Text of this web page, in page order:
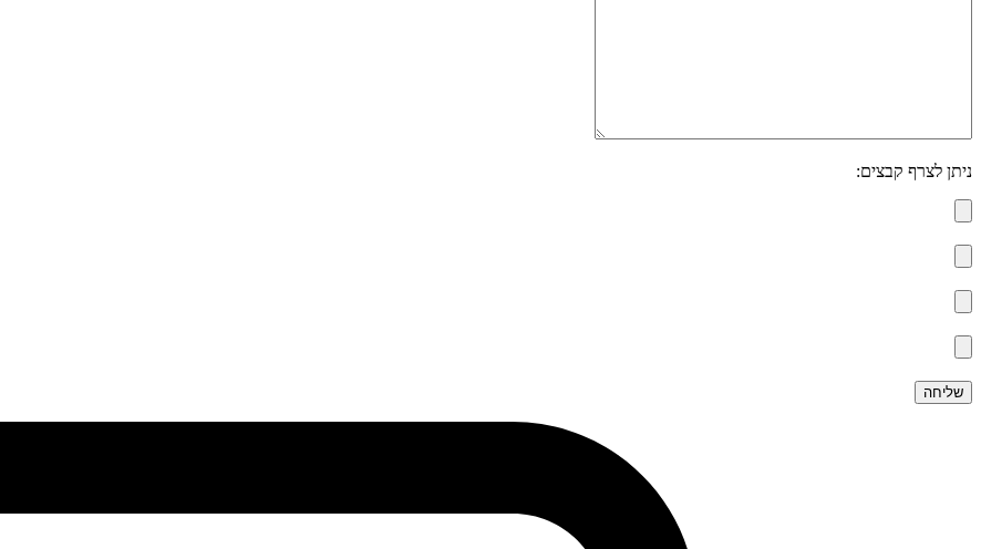
ניתן לצרף קבצים: